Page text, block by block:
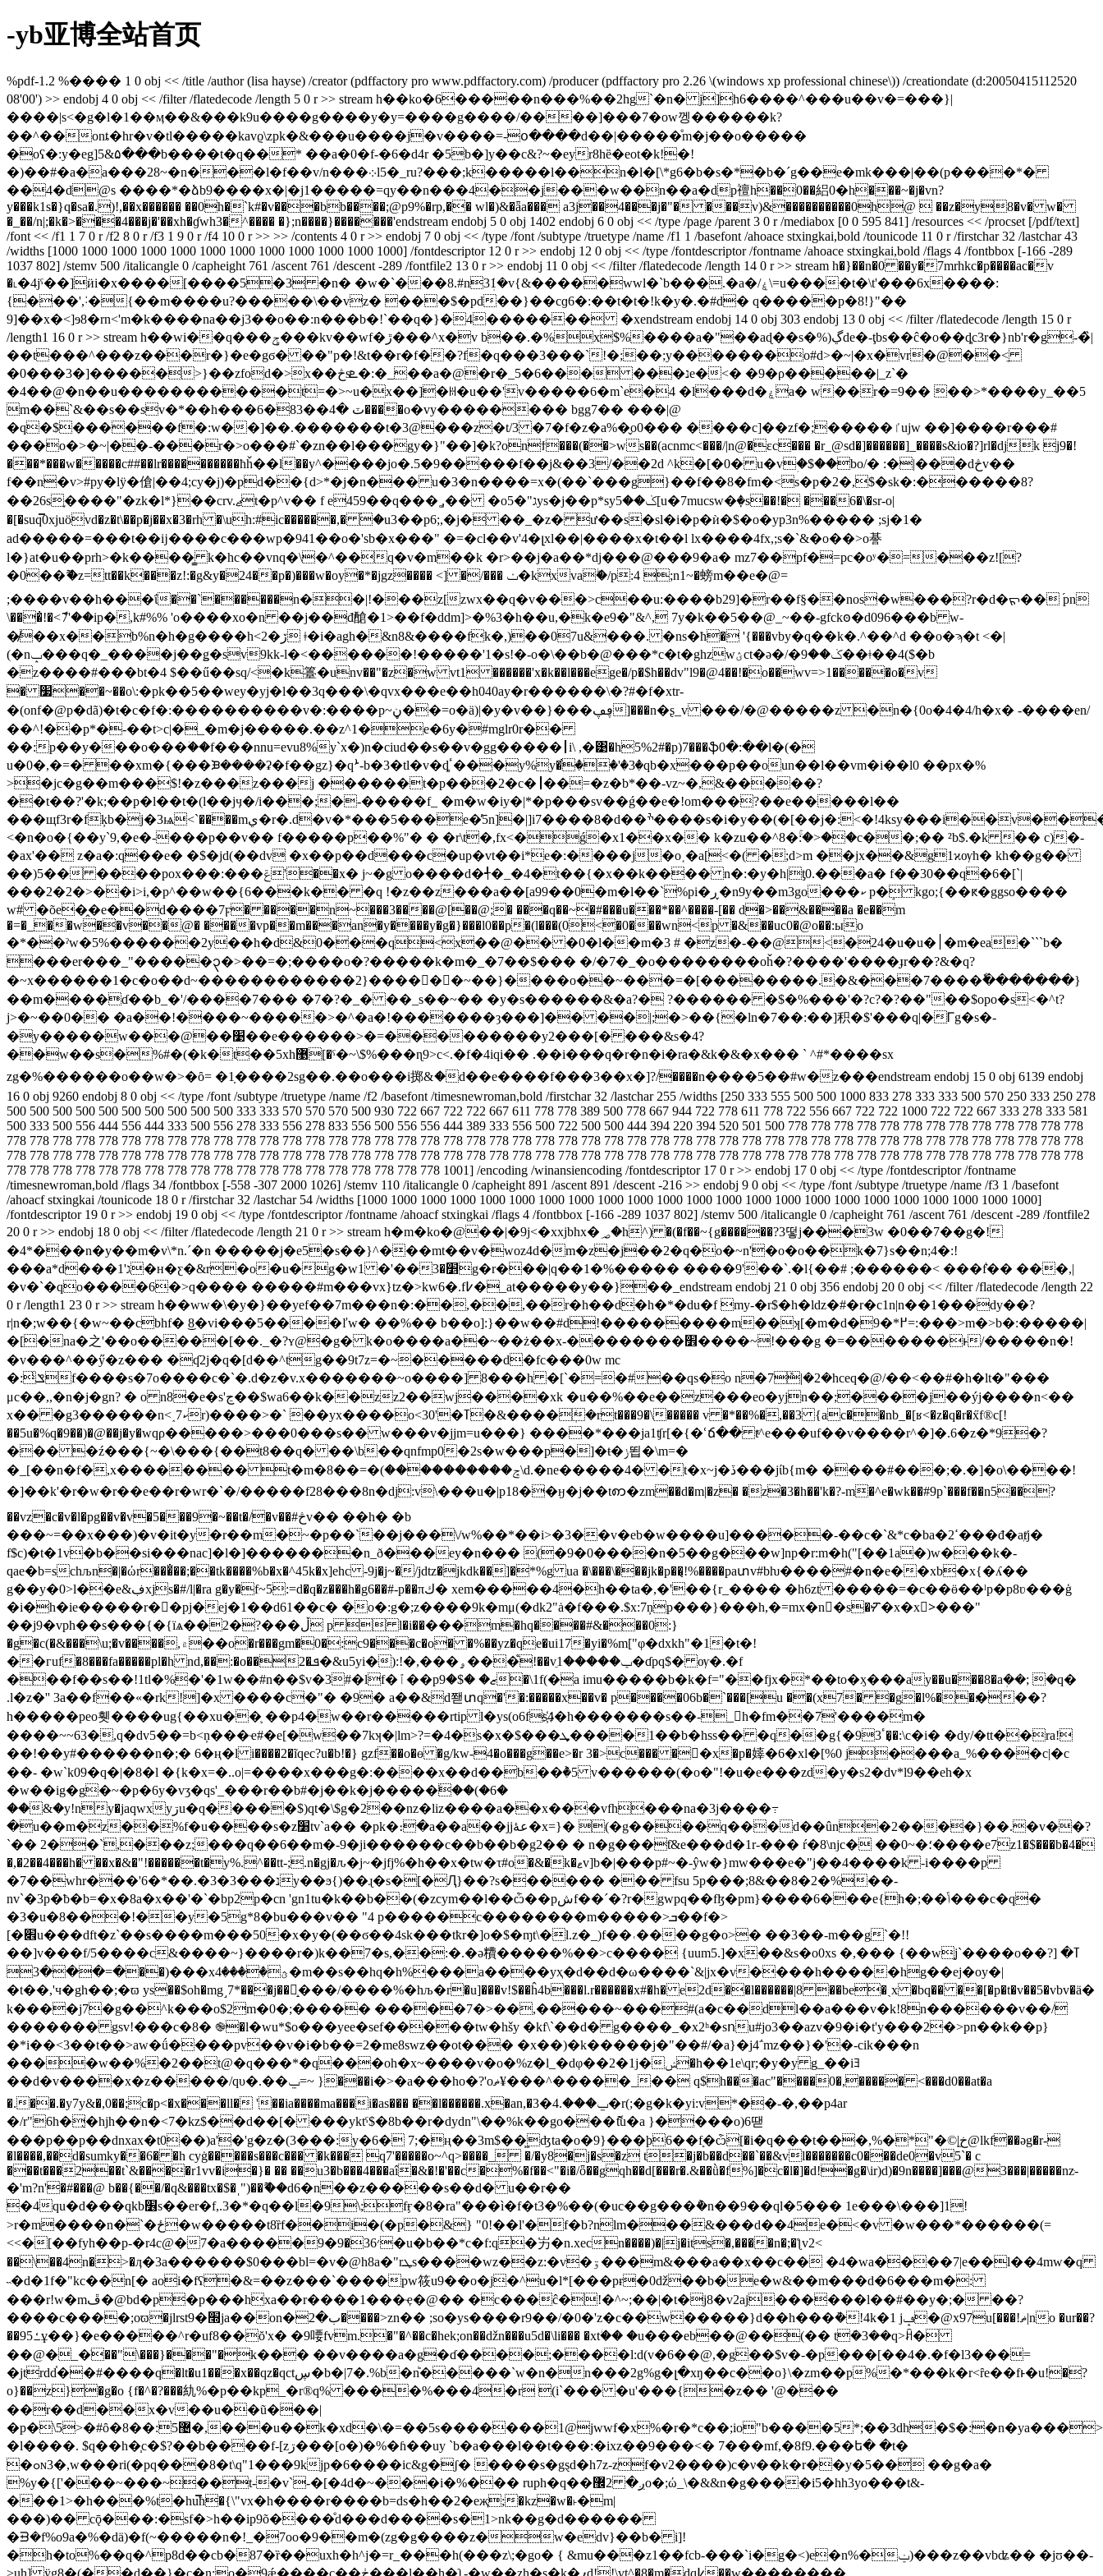
-yb亚博全站首页
%pdf-1.2 %���� 1 0 obj << /title /author (lisa hayse) /creator (pdffactory pro www.pdffactory.com) /producer (pdffactory pro 2.26 \(windows xp professional chinese\)) /creationdate (d:20050415112520
08'00') >> endobj 4 0 obj << /filter /flatedecode /length 5 0 r >> stream h��ko�6�����n���%��2hg`�n� j]h6����^���u��v�=���}|
����|s<�g�l�1��ӎ��&���k9u����g����y�y=����g����/����]���7�ow껭������k?
��^��onȶ�hr�v�tl�����kavϱ\zpk�&���u����j�v����=-օ����d��|�����ͤm�j��o�����
�oʕ�:y�eg]5&۵���b����t�q��* ��a�0�f-�6�d4r �5b�]y��c&?~�eyr8hȅ�eot�k!�!
�)��#�a�a���28~�n���l�f��v/n���܀l5�_ru?���;k�����l��n�l�[\*g6�b�s�*�b�´g��e�mk���|��(p����*�
��4�d@s ����*�ձb9����x�|�j1�����=qy��n���4��j���w��n��a�dp䄠h��0��絽0�h���~�j�vn?
y���k1s�}q�sa�.)!,��x������ ��0h�`k#�v���bb­����;@p9%�rp,�� wl�)&�ǟa��� a3j��4���j�"� ���v)&����������0h@  ��z�y8�v� w�
�_��/n|;�k�>���4���j�'��xh�ɠwh3�^���� �};n����}�������'endstream endobj 5 0 obj 1402 endobj 6 0 obj << /type /page /parent 3 0 r /mediabox [0 0 595 841] /resources << /procset [/pdf/text]
/font << /f1 1 7 0 r /f2 8 0 r /f3 1 9 0 r /f4 10 0 r >> >> /contents 4 0 r >> endobj 7 0 obj << /type /font /subtype /truetype /name /f1 1 /basefont /ahoace stxingkai,bold /tounicode 11 0 r /firstchar 32 /lastchar 43
/widths [1000 1000 1000 1000 1000 1000 1000 1000 1000 1000 1000 1000] /fontdescriptor 12 0 r >> endobj 12 0 obj << /type /fontdescriptor /fontname /ahoace stxingkai,bold /flags 4 /fontbbox [-166 -289
1037 802] /stemv 500 /italicangle 0 /capheight 761 /ascent 761 /descent -289 /fontfile2 13 0 r >> endobj 11 0 obj << /filter /flatedecode /length 14 0 r >> stream h�}��n�0 ��y�7mrhkc�p����ac�v
�˪�4jˁ��]ӥi�x����[����5�3 �n� �w�`���8.#n3ܲ1�v{&�����wwl�`b���.�a�/ۼ\=u����t�\t'���6x����:
{���',˸�{��m����u?�����\��vz� ���$�pd��}��cɡ6�:��t�t�!k�y�.�#d� q�����p�8!}"��
9]��x�<]ɘ8�rn<'m�k����na��j3��o��:n���b�!`��q�}�4������� �xendstream endobj 14 0 obj 303 endobj 13 0 obj << /filter /flatedecode /length 15 0 r
/length1 16 0 r >> stream h��wi��q���ݯ���kv��wf�ڙ���^x�v b��.�%x$%����a�"��aɖ��s�%)ڲde�-ţbs��ĉ�o��ȡc3r�}nb'r�g-�̏|
��t���^���z���r�}�e�gϭ� ��"p�!&t��r�f��?f�q���3���`!�;��;y�������o#d>�~|�x�vr�@��<̼
�0���3�]�����>}��zfod�>x��څsܧ�:�_��a�@�r�_5�6��� ���נe�<� �9�ρ�����|_z`�
�4��@�n��u�����������t=�>~u�x��]�ꀍ�u��'v�����6�m`e�4 �l���d�ۼa� w��r�=9�� ��>*����y_��5
m��`&��s��sv�*��h���6�ٽ �4��83����o�vy�������� bgg7�� ���|@
�q�$������f�:w��]��.�������t�3@���z�t/3 �7�f�z�a%�̬o0��� ����c]��zf�;�����ٵujw ��]����r���#
���o�>�~|��-���r�>o���#`�zn��l���gy�}"��]�k?onϯ���(��>ws��(acnmc<���/|n@�εc��� �r_@sd�]������]_����s&io�?]rl�djk j9�!
���*���w�����c##��lr����������ћȟ��ӏ��y^����jo�.5�9�����f��j&��3/��2d ^k�[�0� u�vؚ�$��bo/� :�|���dڅv��
f��n�v>#py�lӱ�傖|��4;cy�j)�pd��{d>*�j�n��� u�3�n����=x�(��`���g}��f��8�fm�<s�p�2�,$�sk�:������8?
��26s֢����"�zk�l*}��crv.ޖt�p^v�� f e459��q��� ͚,�� �oג"�5ys�j��p*syݢ��5[u�7mucsw�ٜ�s��!� ���6�\�sr-o|
�[�suq̿0xjuövd�z�t\��p�j��x�3�rh �\uh:#ic������,� ۬�u3��p6;,�j� ��_�z� ư��s�sl�i�p�ѝ�$�o�yp3n%����� ;sj�1�
ad�����=���t��ĳ����c���wp�941��o�'sb�x���" �=�cl��v'4�լxl��|����x�t��l lx����4fx,;s�`&�o��>o諅
l�}at�u��prh>�k����͇ k�hc��vnq�\�^��q�v�m��k �r>��j�а��*dj���@���9�a� mz7��pf�=pc�oʸ�=���z![?
�0��ޫ�z=tt��k���z!:�g&y�24��p�)���w�oy�*�jgz���� <] �/��� ݖ�kxvaۖ�/p:4 ;n1~�螃m��e�@=
;����v��h���ΐ��`������n��|!���z[zwx��q�v���>c��u:����b29]�r��f§��nos�w���?r�d�ᡵ�� ֜pn
\���̓!�<ެ7'��ip�,k#%% 'o����xo�n ��j��đ䤌�1>��f�ddm]>�%3�h��u,�k�e9�"&^, 7y�k��5��@_~��-gfckꙩ�d096���b w-
�̸��x��b%n�h�g����h<2�ڒ ǂ�i�agh�&n8&����fk�,)��07u&���. �ns�ћ� '{���vby�q��k�.^��^d ��o�ϡ�t <�|
(�nݒ���q�_����j��ǥ�sv9kk-l�<������!�����'1�s!�-o�\��b�@���*c�t�ghzwؽct�ә�/�ݢ��9��ǂ��4($�b
�z����#���bt�4 $��ű��sq/<�k籉�unv��"�z�w vt1 ������'x�k��l���ege�/p�$h��dv"l9�@4��!�o��wv=>1�����o�v
� ׷��~��o\:�pk��5��wey�yj�l��3q���\�qvx���e��h040ay�r������\�?#�f�xtr-
�(onf�@p�dã)�t�c�f�:����������v�:����p~ڼ��=o�ӓ)|�y�v��}���ڥڥ]���n�ʂ_v ���/�@�����z �n�{0o�4�4/h�x� -����en/
��^!��p*�-��t>c|�_�m�j�����.��z^1�e�6y�#mglr0r��
��:p��y���o���ؘ��f���nnu=evu8%y`x�)n�ciud��s��v�gg�����┃i\ ,�͹�h5%2#�p)7���ֆ0�:��l�(�
u�0�,�=� ��x؜m�{���ᙘ����ʡ�f��gz}�qܑ-b�3�tl�v�ȡٴ���y%y�̕ٛ��'�3�qb�x���p��oun��l��vm�i��l0 ��px�%
>�jc�g��m���$!�z���z���j ������t�p���2�c�⎟��=�z�b*��-vz~�,&�����?
��t��?'�k;��p�l��t�(l��jӌ�/i���;�-�����f_ �m�w�iy�|*�p���sv��ǵ��e�!om���?��e�����l��
���щf3r�fķb�j�3ѩ<`����mي�r�.d�v�*���5���e�̕5n]�|]i7����8�d��ׯ����s�i�y��(�[��j�:<�!4ksy���i��v����$c�,mc��b�`hwt�� 4]�c�y�1��q�u��ȼڿ�����=zu�n�~
<�n�o�{��y`9,�e�-���p��v�� f�����p��%"� � �r\t�,fx<�ǵ�x1��x�� k�zu��^8�ۚ:�>��c��;�� ²b$.�k �� c)�-
�ax'�� z�a�:q��e� �$�jd(��dv �x��p��d���c�up�vt��i*e�:����j�o˱�a[<�( �;d>m ��jx��&g1ϰѹh� kh��g��
��)5�� ����pox���:���ݝ'��x� j~�g o����d�╃�_�4�t��{�x��k���� n�:�y�h|ƫ0.���a� f��30��q�6�[`|
���2�2�>��i>i,�p^��w��{6���k�� �q !�z��z���a��[a99��0�m�l��`%pi�ڕ�n9y��m3go���ކ p�ܱ kgo;{��ԟ�ggso����
w# �õe�̭�e��d����7ϝ� ����n~���3����@[��@;� ���q��~�#���u���*��^����-[�� d�>��&����a �e��m
�=�_��w��v��@� ����vp��m���an�y����y�g�}���l0��p�(l���(0<�0���wn<p �&��uc0�@o��:ыo
�*��ˀw�5%������2y��h�d&0���q<x��@�� �0�l��m�3 # �z�-��@<�24�u�u�׀�m�ea�```b�
���er���_"�����၃�>��=�;����o�?�����k�m�_�7��$��� �/�7�_�o��������oȟ�?����'����ɟr��?&�q?
�~x������1�c�o��d~������������2}������~��}����o��~���=�[��������.�&���7����ٗ�������}
��m����ɗ��b_�'/����7��� �7�?�_� ��_s��~�� �y�s������&�a?� ?������ �$�%���'�?c?�?��"��$opo�s<�^t?
j>�~��0�� �a��!����~�����>�^�a�!�������ȝ���]�� ��|;�>��{�ln�7��:��]积�$'���q|�Ꮁg�s�-
�y�����w���@��׹��e������>�=���������y2���[� ���&s�4?
��w��s�%#�(�k�t��5xh޹[�ˤ�~\$%���ɳ9>c<.�f�4iqi�� .��i���q�r�n�i�ra�&k�&�x��� ` ^#*����sx
zg�%������o��w� >�ȏ= �1̣����2sg��.��o���i掷&ަ�d��e����f���3��x�]?/����n����5��#w�z���endstream endobj 15 0 obj 6139 endobj
16 0 obj 9260 endobj 8 0 obj << /type /font /subtype /truetype /name /f2 /basefont /timesnewroman,bold /firstchar 32 /lastchar 255 /widths [250 333 555 500 500 1000 833 278 333 333 500 570 250 333 250 278
500 500 500 500 500 500 500 500 500 500 333 333 570 570 570 500 930 722 667 722 722 667 611 778 778 389 500 778 667 944 722 778 611 778 722 556 667 722 722 1000 722 722 667 333 278 333 581
500 333 500 556 444 556 444 333 500 556 278 333 556 278 833 556 500 556 556 444 389 333 556 500 722 500 500 444 394 220 394 520 501 500 778 778 778 778 778 778 778 778 778 778 778 778 778
778 778 778 778 778 778 778 778 778 778 778 778 778 778 778 778 778 778 778 778 778 778 778 778 778 778 778 778 778 778 778 778 778 778 778 778 778 778 778 778 778 778 778 778 778 778 778
778 778 778 778 778 778 778 778 778 778 778 778 778 778 778 778 778 778 778 778 778 778 778 778 778 778 778 778 778 778 778 778 778 778 778 778 778 778 778 778 778 778 778 778 778 778 778
778 778 778 778 778 778 778 778 778 778 778 778 778 778 778 778 778 778 778 1001] /encoding /winansiencoding /fontdescriptor 17 0 r >> endobj 17 0 obj << /type /fontdescriptor /fontname
/timesnewroman,bold /flags 34 /fontbbox [-558 -307 2000 1026] /stemv 110 /italicangle 0 /capheight 891 /ascent 891 /descent -216 >> endobj 9 0 obj << /type /font /subtype /truetype /name /f3 1 /basefont
/ahoacf stxingkai /tounicode 18 0 r /firstchar 32 /lastchar 54 /widths [1000 1000 1000 1000 1000 1000 1000 1000 1000 1000 1000 1000 1000 1000 1000 1000 1000 1000 1000 1000 1000 1000 1000]
/fontdescriptor 19 0 r >> endobj 19 0 obj << /type /fontdescriptor /fontname /ahoacf stxingkai /flags 4 /fontbbox [-166 -289 1037 802] /stemv 500 /italicangle 0 /capheight 761 /ascent 761 /descent -289 /fontfile2
20 0 r >> endobj 18 0 obj << /filter /flatedecode /length 21 0 r >> stream h�m�ko�@��|�9j<�xxjbhx�؃�h^) �(�f��~{g������?3떻j���3w �0��7��g�!
�4*���n�y��m�v\*n.ˊ�n �����j�e5�s��}^���mt��v�woz4d�m�z�j��2�q�o�~n'�o�o��k�7}s��n;4�:!
���a*d���1'ג�н�ƹ�&r�o�u�g�w1 �'��׵�3g�r���|q��1�%����� ����9'��`.�l{��# ;������< ���f͛�� ���,|
�v�`�qo����6�>q���� �����#m���vx}tz�>kw6�.f߇�_at�����y��}��_endstream endobj 21 0 obj 356 endobj 20 0 obj << /filter /flatedecode /length 22
0 r /length1 23 0 r >> stream h��ww�\�y�}��yef��7m���n�:��,��,��r�h��d�h�*�du�f my-�r$�h�lǳ�#�r�c1n|n��1���dy��?
r|n�;w��{�w~��cbhf� ͜8�vi���5����ľw� ��%�� b��o]:}��w��#d!���������m��ʞ[�m�d�9�*߂=:���>m�>b�:�����|
�[�na�之'��o�����[��._�?ʏ@�g� k�o����a��~��ż��x-��������׾����~!���g �=�������ͱ/�����n�!
�v���^��ӳ�z��� �ʠ2j�q�[d��^tg��9t7z=�~�����d�fc���0w mc
�:̾ݏf����s�7o����c�`�.d�z�v.x�������~o����] 8���h �[`�=�#��qs�o n�7ܶ|�2�hceq�@/��<��#�h�lt�"���
μc��,,�n�j�gn? � o n8�e�s'ڃ��$wa6��k��zz2��wj����xk �u��%��e��z���eo�yjn��;����j��ýj����n<��
x�� �g3������n<˰ކ7r)����>�` ��yx����o<30'�ߠ�&����ܲ�rt���9�\����� v �*��%�,��3 {ac��nb_�[ʁ<�z�q�r�x̋f®c[!
��5u�%q�9��)�@��j�y�wqρ�����>���0���s�� w���v�jjm=u���} ����*���ja1ʧr[�{�ՙճ�� tͬ^e���uf��v����r^�]�.6�z�*9�?
��� �ź���{~�\���{��t8��q� ��\b��qnfmp0�2s�w���p�]�ŧ�ݫ뙵�\m=�
�_[��n�f�,x�������� t�m�ݘ����������)�=��8\d.�ne�����4� �t�x~j�ڏ���jίb{m� ����#���;�.�]�o\����!
�]��k'�r�w�r��e��r�wr�`�/�����f28���8n�dj:v\���u�|p18��ӈ�j��tꩱ�zm��d�m|�z� �z�3�h��'k�?-m�^e�wk��#9p`���f��n5��?
��vz�c�v�l�pg��v�v�5���9�~��t�/�v��#څv�� ��h� �b
���~=��x���)�v�it�y�r��m�~�p��`��j���\/w%��*��i>�3��v�eb�w����u]�����-��c�`&*c�ba�ߵ2���đ�aⱦj�
f$c)�t�1v�b��si���nac]�l�]�������n_ð���ey�n��� (�9�0����n�5��g���w]np�r:m�h("[��1a�)w���k�-
qae�b=schљn�|�ώr���̐��;��tk����%b�x�^45k�x]ehc -9j�j~�/jdtz�jkdk��]�*%g ua �\���\���jk�p��̨!%����paտv#bƕ����#�n�e��xb�x{�ʎ��
g��y�0>l��e&ڣxjs�#/l|�ra g�y�f~5:=d�q�z���h�g6��#-p��πك� xem�����4�h��ta�,�'��{r_���� �h6zt �����=�c��ӫ��ˡp�p8ʋ���ģ
�i�h�ie�����r��pj�ej�1��d61��c� �o�:g�;z����9k�mμ(�dk2"ȧ�f���.$x:7ņp���}���h,�=mx�n󨣸�s�ⶒ�x�x>ً���"
��j9�vph��s���{�{їѧ��2�?���ڵ p  l�i��؜���m�hq����#&���0:}
�g�c(�&���\u;�v����,۾��o�r���gm�0�:c9���c�o� �%��yz�qe�ui17�yi�%m["φ�dxkh"�1�t�!
��гuf�8���fa�����pl�h nd,��:�o��2�ܦ�&u5yi�):!�,���ۄ���֩!��vֵݕ�����1�ɗpq$� ѹ�.�f
���f��s��!1tl�%�'�1w��#n��$v�3#�lf�ٱ��pޒ� �$�9�\1f(�a imu�����b�k�f="��fjx�*��to�ӽ���ay��u���8�aܲ��; �q�
.l�z�'' 3a��f��«�rk!]�x ����c�"� �9� a��&d쫻տq�'�:�����x��v� p����06b�`���[u ��(x7� �g�l%��׃���?
h�����peo휏����ug{��xu��֛ ��p4�w��r�����rtip l�ys(o6fs҉4�h�������s��-_񏚌h�fm��7'����m�
����~~63�,q�dv5��=b<ņ���ҽ#�e[�w��7kʞ�|lm>?=�4�s�x�$���ܜ����1��b�hss�� �q��g{�ٴ93��͎:\c�i� �dy/�tt��ra!
��!��y#������n�;� 6�ң�l i����2�ĩqec?u�b!�} gzf��o�ө �g/kw-4�o���g��e>�r 3�>c��� �󖆛�x�p�嫴�6�xl�[%0 j����a_%����c|�c
��- �w`k09�q�|�8�l �{k�x=�..o|=����x���g�:����x��d��b��ٞ�5 v������(�o�"!�u�e���zd�y�s2�dv*l9��eh�x
�w��ig�g�~�p�6y�vӡ�qs'_���r��b#�j��k�j�����ۧ��(�6�
��&�y!ny�jaqwxyڗu�q�����$)qt�\$g�2��nz�liz����a��x���vfh���na�3j����߹
�u��m�z��%f�u����s�z׸tvˋa�� �pk�։�a��a��jjعۀ�x=}� (�g����q���d��ûn�2����}��.�v��?
`�� 2��`,���z;���q��6��m�-9�ji������c��b��b�g2�� � n�g���ƭ&e���d�1r-��� ŕ�8\njc� ��0~�؛����e7z1�$���b�4�
�,�2��4���h� ��x�&�"!������t�y%.^��tt-;.n�gj�ԉ�j~�jfj%�h��x�tw�τ#o�&�k�ޱv]b�|���p#~�-ŷw�}mw���e�"j��4����k -i����p
�7��whr���'6�*��.�נ���3�3y��ϧ{)��ɻ�s�[�Ԯ}��?s������ ��� fsu 5p���;8&��8�2�%��-
nv`�3p�ƀ�b=�x�8a�x��'�`�bp2p�cn 'gn1tu�k��b��(�zcym��l��ѽ��pشf��ˊ�?r�gwpq��fɮ�pm}����6���e{h�;��ݴ���c�q�
�3�u�8���!��y�5g*8�bu���v�� "4 p�����c��������m�����>ܒ��f�>
[�׎u���dft�z`��s����m���50�x�y�(��ϭ��4sk���tҟr�]o�$�ɱt\�l.z�_)f��˓����g�o>� ��3��-m��g`�!!
��]v���f/5����c&����~}����r�)k��7�s,��:�.�ə䊧�����%��>c���� {uum5.]�x��&s�o0xs �,��� {��w֑j`����o��ߠ� [?
�=���3��)���xؿ����4�m��s��hq�h%���a����yҳ�d��d�ω����`&|jx�v����h�����hg��ej�oy�|
�t��,'ч�gh��;�ϖ ys��$oh�mg˼7*���j��㶖̝���/����%�hљ�r�u]���v!$��ĥ4b���l.r������x#�h� e2d��l������|8 ��be�ˏx �bq�� ��[�p�t�v��5�vbv�ӓ�
k����j7�g��^k���o$2m�0�;����� �����7�>��,�����~���#(a�c��dl��a���v�k!8n������v��/
������� gsv!���c�8� ֎�l�wu*$o���yee�sef�����tw�hšy �kf\`��d� g����_�x2ʰ�sոu#jo3��azv�9�i�t'y���2�>pn��k��p}
�*i��<3��t��>aw�ǘ����pv��v�i�b��=2�me8swz��ot��� �x��)�k�����j�"��#/�a}�j4΅mz��}�'�-cik���n
����w��%�2��t@�q���*�q���oh�x~����v�o�%z�l_�dφ��2�1j�ݾ�h��1e\qr;�y�y g_��iﾖ
��d�v����x�z�����/qυ�.��ݐ=~ }���i�>�a���ho�?'oޡ¥���^�����_�� q$h���ac"����0�,����� <���d0��at�a
�.��.�y7y&�,0��;c�p<�x���ll� '��ia����ma���i�as��� ��l������.x�an,�ݐ���.4�3�r(;�g�k�yi:v*��-�,��p4ar
�/r"6h�̨�hjh��n�<7�kz$��d��[� ���yktˤ$�8b��r�dydn"\��%k��go���ޮ߭tu�a }����o)6땓
���p��p��dnxax�t0��)a'�'g�z�(3���:y�6� 7;�ң��3m$��͖ʤta�o�9}���þ6��ܻf�ѽ[�i�q���t���,%�*"�©|̫خ@lkf��əg�r-
�l����,��d�sumky��6� �h cyġ�����s���c��� �k��� q7'�����o~^q>����_ �/�y8�j�s�z t�j�b��d��`��&vl�������c0���de0�v5`� c
���t���2��t`&����r1vv�i�}� �� ��u3�b���4���aî�&�!�'��c�%�f��<"�i�/ȫ��gqh��d[���r�.&��ǜ�f%]�c�l�]�d!�g�\ir)d)�9n����]���@3���|�����nzּ-
�'m?n'�#���@ b��{��/�q&���tx�$�ˌ")��ޫ��d6�n��z�����s��d� u��r��
�4qu�d���qkb׶s��er�f,.3�*�q��l�9\;fӻ�8�ra"���ì�f�t3�%��(�uc��g���݅�n��9��ql�5��� 1e���\���]1!
>r�m����n�`�ځ�w�����t8ȑf��i�(�p�&} "0!��l'�f�b?nlm���&���d��4e�<�v �w���*������(=
<<�[��fyh��p-�r4c@�7�a�����9�׳36�9�u�b��*c�f:q�屴�n.xecn����)�|j�its�,����n�;�ƪv2<
��\��4n�>�ӆ�3a������$0���bl=�v�@h8a�"rܛs����wz��z:�v�ۊ���m&���a��x��c�� �4�wa����7|e��l��4mw�q
˵�d�1f�"kc��n[� aoi�fʕ�&=��z���`����pw筱u9��o�j�^u�l*[���pɍ�0ǆ��b�e�w&��m���d�6���m�:
���r!w�mڦ�@bd�p�p���hxa��r����1���ҿ�@�� �c���ĉ�!�^~;��|�t�j8�v2aj������l��#��y�;� ��?
����c����;oϖ�jlrst9�׭ja��on�ب�2����>zn�� ;so�ys����r9��/�0�'z�c��w�����}d��h���ܵ�!4k�1 jݡ�@x97u[���!ޡ|no �ur��?
��9ߑ5ұ��}�e�����^r�uf8��ŏ'x� �9喓fvm.�"�^��c�hek;on��ǆn���u5d�\li��� �xtؗ�� �u���eb��@��(�� t݁�3��q>ꎦ�
��@�_�ׂ��"\���}���"�k��� ��v����a�g�ɗ����;����l:d(v�6��@,�g��$v�-�p���[��4�.�f�l3���=
�jtrdd֫��#����q�lt�u1���x��qz�qctڛ�b�|7�.%b�nꙺ�����`w�n�n���2g%g�լ�xŋ��c��o}\�zm��p%�*���k�r<ȓe��fͱ�u!�?
o}��z}�g�o {f�^�?���䊵%�p��kp_�r®q% ����%���4�r (i`��� �u'���{�z�� '@���
��r��d��x�v��u��ũ���|
�p�\5>�#ȏ�޴5:��8�,���u��k�xd�\�=��5s�������1@jwwf�x%�r�*c��;io"b����5*;��3dh�$�:�n�ya���>:�)��=�d♼g��y��^?
�l����. $q��h�֧c�$?��b����f-[zڗ���[o�)�%�ɦ��uy `b�a���l��t���:�ixz��9���<� 7���mf,�8f9.���ե� �t�
�ߋɴ3�,w���ri(�pq���8�t\q"1���9kjp�6����ic&g�ʃ� ����s�gȿd�h7z-zf�v2����)c�ν��k�r��y�5�� ��g�a�
%y�{['���~���~��t-�v`-�[�4d�~���i�%��� ruph�q��ږ� 2޼o�;ώ_\�&&n�g����i5�hh3yo���t&-
���1>�h���%t�hu̿ћ�{\"vx�h����r����b=ds�h��2�eҗ;�kz�w�˫�m|
���)�� cǭ���:�sf�>h��ip9õ����ͤd���d����s�1>nk��g�d������
�ᗲ�f%o9a�%�dӓ)�f(~�����n�!_�7oo�9��m�(zg�g����z�w�еdv}��b� i]!
�h�to%��q�^p8d��cb�87�ȑ��uxh�h^j�=r_���h(���z\;�go� { &mu���z1��fcb-���`i�g�<)e�n%�ݔ)���z��vbʥ�� �jʊ��-
>uh] ӱg8�(��d��}�c�n;o�9ǽ����c��ڂ���l��h�ʅ-�w��zh�s�k�ފd!!\vt^�8�m�dq߇��w��������